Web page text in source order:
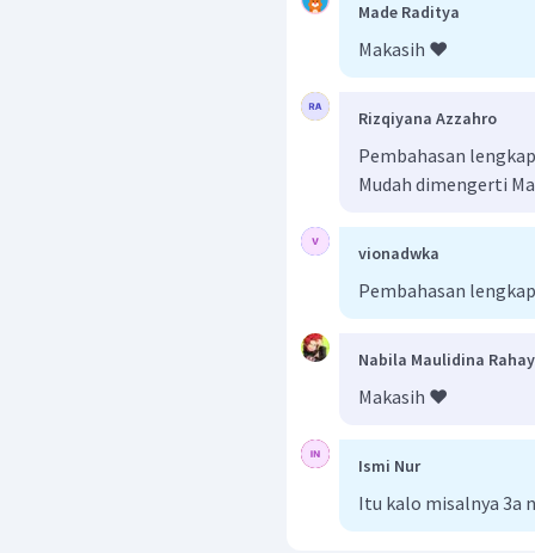
Made Raditya
Makasih ❤️
Rizqiyana Azzahro
Pembahasan
Mudah dimengerti
vionadwka
Pembahasan
Nabila Maulidina
Makasih ❤️
Ismi Nur
Itu kalo misalnya 3a